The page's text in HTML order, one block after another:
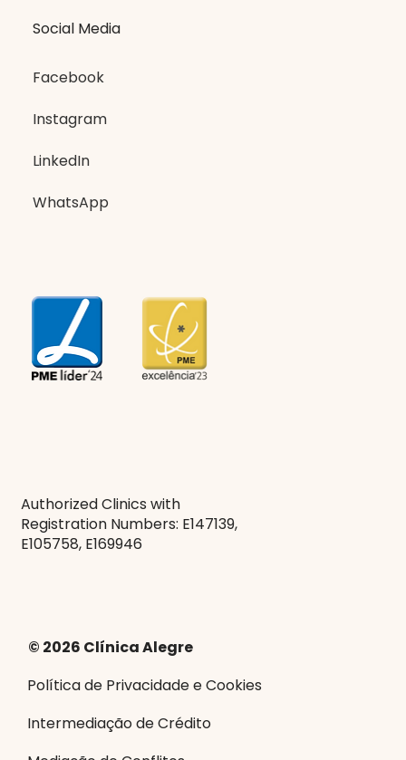
Social Media
Facebook
Instagram
LinkedIn
WhatsApp
Authorized Clinics with
Registration Numbers: E147139,
E105758, E169946
© 2026 Clínica Alegre
Política de Privacidade e Cookies
Intermediação de Crédito